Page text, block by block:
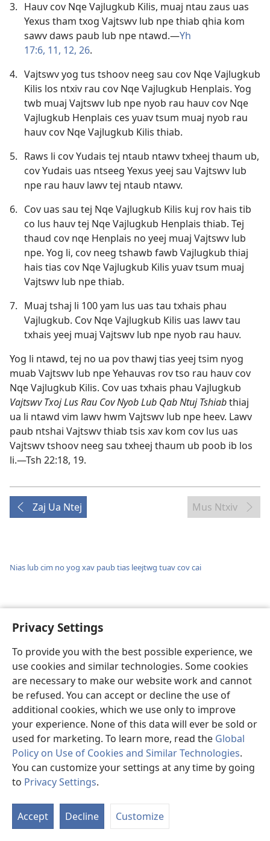
Privacy Settings
To provide you with the best possible experience, we
use cookies and similar technologies. Some cookies
are necessary to make our website work and cannot
be refused. You can accept or decline the use of
additional cookies, which we use only to improve
your experience. None of this data will ever be sold or
used for marketing. To learn more, read the Global
Policy on Use of Cookies and Similar Technologies.
You can customize your settings at any time by going
to Privacy Settings.
Accept Decline Customize
3. Hauv cov Nqe Vajlugkub Kilis, muaj ntau zaus uas
Yexus tham txog Vajtswv lub npe thiab qhia kom
sawv daws paub lub npe ntawd.​—Yh
17:6, 11, 12, 26.
4. Vajtswv yog tus tshoov neeg sau cov Nqe Vajlugkub
Kilis los ntxiv rau cov Nqe Vajlugkub Henplais. Yog
twb muaj Vajtswv lub npe nyob rau hauv cov Nqe
Vajlugkub Henplais ces yuav tsum muaj nyob rau
hauv cov Nqe Vajlugkub Kilis thiab.
5. Raws li cov Yudais tej ntaub ntawv txheej thaum ub,
cov Yudais uas ntseeg Yexus yeej sau Vajtswv lub
npe rau hauv lawv tej ntaub ntawv.
6. Cov uas sau tej Nqe Vajlugkub Kilis kuj rov hais tib
co lus hauv tej Nqe Vajlugkub Henplais thiab. Tej
thaud cov nqe Henplais no yeej muaj Vajtswv lub
npe. Yog li, cov neeg tshawb fawb Vajlugkub thiaj
hais tias cov Nqe Vajlugkub Kilis yuav tsum muaj
Vajtswv lub npe thiab.
7. Muaj tshaj li 100 yam lus uas tau txhais phau
Vajlugkub. Cov Nqe Vajlugkub Kilis uas lawv tau
txhais yeej muaj Vajtswv lub npe nyob rau hauv.
Yog li ntawd, tej no ua pov thawj tias yeej tsim nyog
muab Vajtswv lub npe Yehauvas rov tso rau hauv cov
Nqe Vajlugkub Kilis. Cov uas txhais phau Vajlugkub
Vajtswv Txoj Lus Rau Cov Nyob Lub Qab Ntuj Tshiabthiaj
ua li ntawd vim lawv hwm Vajtswv lub npe heev. Lawv
paub ntshai Vajtswv thiab tsis xav kom cov lus uas
Vajtswv tshoov neeg sau txheej thaum ub poob ib los
li.​—Tsh 22:18, 19.
Zaj Ua Ntej Mus Ntxiv
Nias lub cim no yog xav paub tias leejtwg tuav cov cai
THEEJ TAWM LI CAS
Theej
tawm
tej
ntaub
ntawv
Theej
tawm
tej
zaj
uas